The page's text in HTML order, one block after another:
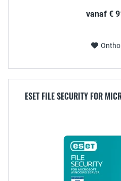
vanaf €
ESET FILE SECURITY FOR